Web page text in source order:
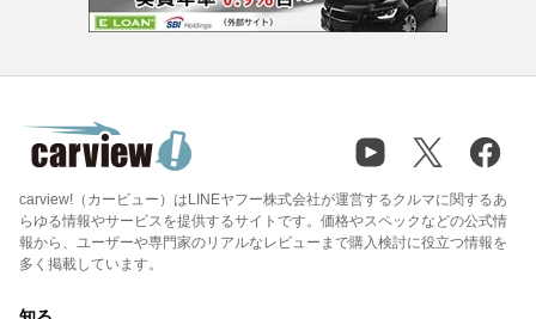
carview!（カービュー）はLINEヤフー株式会社が運営するクルマに関するあ
らゆる情報やサービスを提供するサイトです。価格やスペックなどの公式情
報から、ユーザーや専門家のリアルなレビューまで購入検討に役立つ情報を
多く掲載しています。